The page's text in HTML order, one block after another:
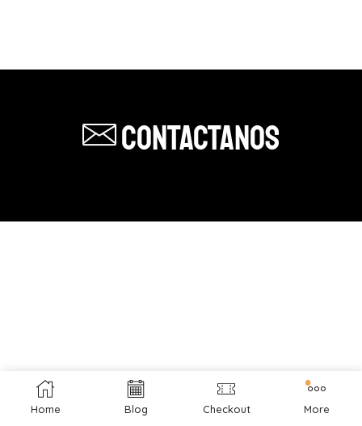
Home Blog Checkout More
Contactanos